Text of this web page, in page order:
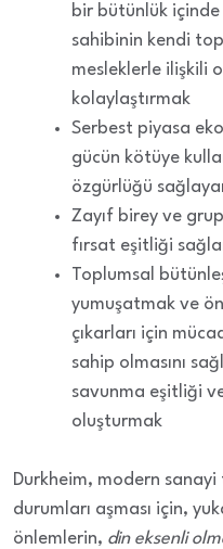
bir bütünlük
sahibinin kendi
mesleklerle ilişkili
kolaylaştırmak
Serbest piyasa
gücün kötüye
özgürlüğü
Zayıf birey ve
fırsat eşitliği
Toplumsal
yumuşatmak ve
çıkarları için
sahip olmasını
savunma eşitliği
oluşturmak
Durkheim, modern sanayi
durumları aşması için,
önlemlerin, din eksenli